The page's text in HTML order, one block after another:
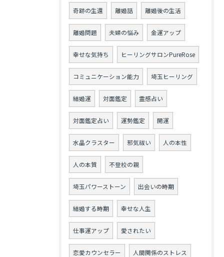
奇跡の生還 離婚話 離婚後の生活
離婚問題 夫婦の悩み 金運アップ
幸せな気持ち ヒーリングサロンPureRose
コミュニケーション能力 埼玉ヒーリング
結婚運 対面鑑定 霊感占い
対面鑑定占い 運勢鑑定 開運
水晶クラスター 邪気祓い 人の本性
人の本質 不登校の親
埼玉パワーストーン 出会いの時期
結婚する時期 幸せな人生
仕事運アップ 愛されたい
恋愛カウンセラー 人間関係のストレス